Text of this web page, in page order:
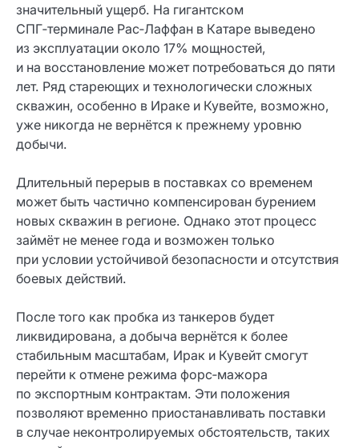
значительный ущерб. На гигантском
СПГ‑терминале Рас‑Лаффан в Катаре выведено
из эксплуатации около 17% мощностей,
и на восстановление может потребоваться до пяти
лет. Ряд стареющих и технологически сложных
скважин, особенно в Ираке и Кувейте, возможно,
уже никогда не вернётся к прежнему уровню
добычи.
Длительный перерыв в поставках со временем
может быть частично компенсирован бурением
новых скважин в регионе. Однако этот процесс
займёт не менее года и возможен только
при условии устойчивой безопасности и отсутствия
боевых действий.
После того как пробка из танкеров будет
ликвидирована, а добыча вернётся к более
стабильным масштабам, Ирак и Кувейт смогут
перейти к отмене режима форс‑мажора
по экспортным контрактам. Эти положения
позволяют временно приостанавливать поставки
в случае неконтролируемых обстоятельств, таких